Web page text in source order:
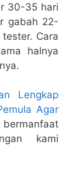
30-35 hari
gabah 22-
Cara
halnya
Lengkap
Agar
kami